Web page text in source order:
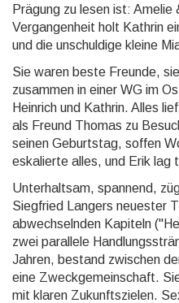
Prägung zu lesen ist:
Vergangenheit holt Kathrin
und die unschuldige kleine
Sie waren beste Freunde,
zusammen in einer WG im
Heinrich und Kathrin. Alles
als Freund Thomas zu
seinen Geburtstag, soffen
eskalierte alles, und Erik lag
Unterhaltsam, spannend,
Siegfried Langers neuester
abwechselnden Kapiteln
zwei parallele
Jahren, bestand zwischen
eine Zweckgemeinschaft.
mit klaren Zukunftszielen.